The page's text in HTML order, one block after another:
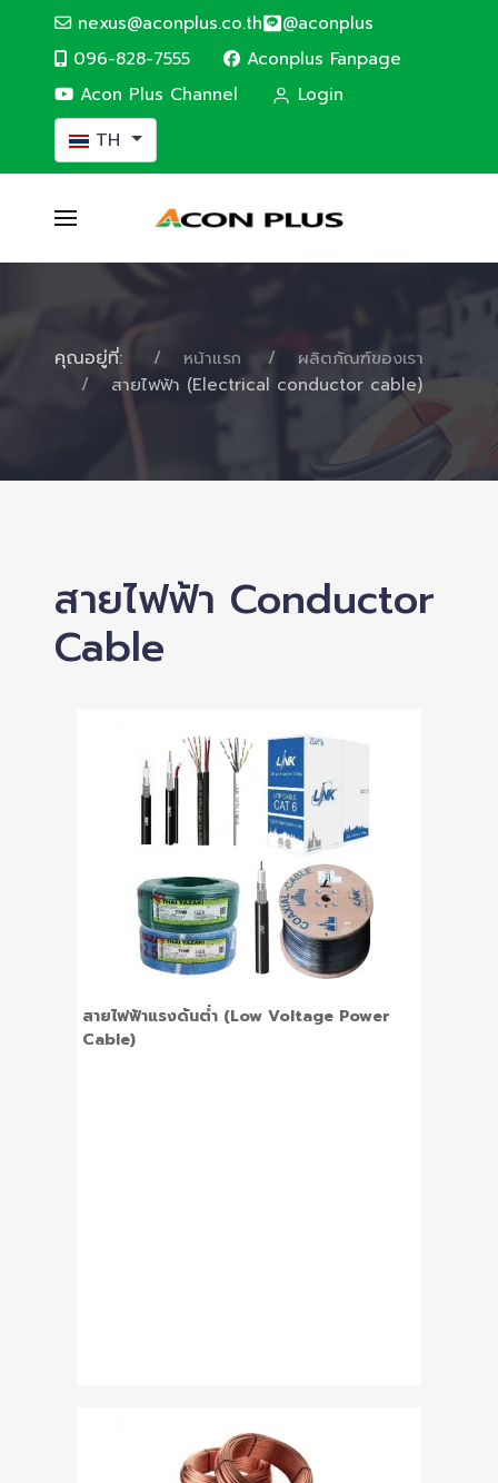
nexus@aconplus.co.th @aconplus
096-828-7555
Aconplus Fanpage
Acon Plus Channel
Login
เลือกภาษาของคุณ
TH
คุณอยู่ที่: หน้าแรก
ผลิตภัณฑ์ของเรา
สายไฟฟ้า (Electrical conductor cable)
สายไฟฟ้า Conductor
Cable
สายไฟฟ้าแรงดันต่ำ (Low Voltage Power
Cable)